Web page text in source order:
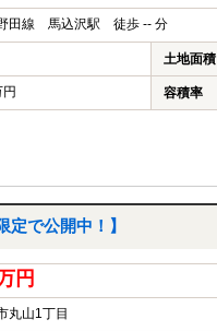
田線 馬込沢駅 徒歩 -- 分
土地面積
容積率
定で公開中！】
円
丸山1丁目